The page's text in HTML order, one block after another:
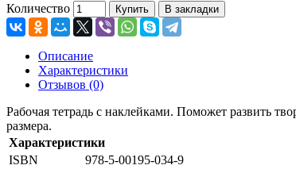
Количество Купить В закладки
Описание
Характеристики
Отзывов (0)
Рабочая тетрадь с наклейками. Поможет развить
размера.
Характеристики
ISBN
978-5-00195-034-9